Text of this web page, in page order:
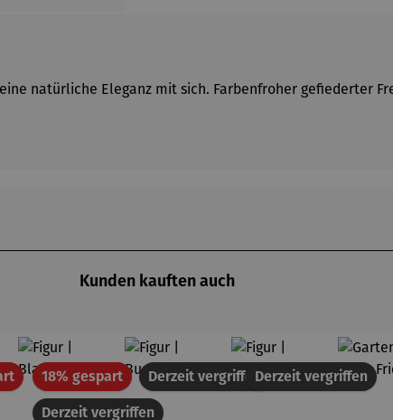
natürliche Eleganz mit sich. Farbenfroher gefiederter
Kunden kauften auch
Rabatt
Derzeit vergriffen
18% gespartRabattDerzeit vergriffenDerzeit vergriffen